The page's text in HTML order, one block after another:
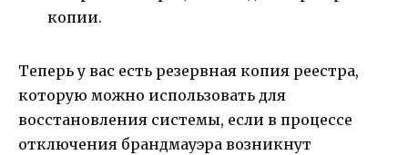
копии.
Теперь у вас есть резервная копия реестра,
которую можно использовать для
восстановления системы, если в процессе
отключения брандмауэра возникнут